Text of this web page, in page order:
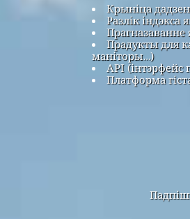
Крыніца
Разлік індэкса
Прагназаванне
Прадукты для
маніторы…)
API
Платформа